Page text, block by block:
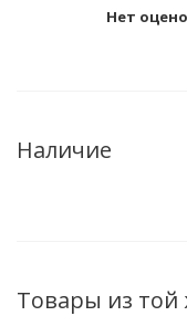
Нет
Наличие
Товары из той